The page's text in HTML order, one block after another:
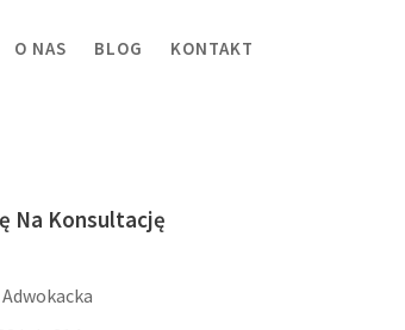
O NAS BLOG KONTAKT
Na Konsultację